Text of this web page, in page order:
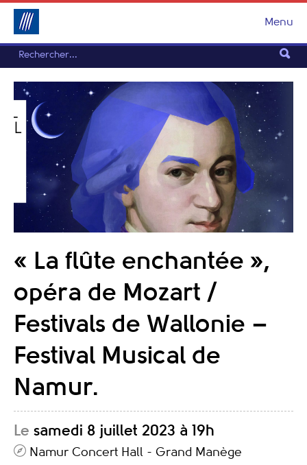
Menu
« La flûte enchantée »,
opéra de Mozart /
Festivals de Wallonie –
Festival Musical de
Namur.
Le samedi 8 juillet 2023 à 19h
Namur Concert Hall - Grand Manège